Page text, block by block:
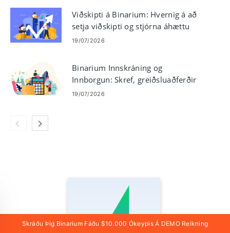
Viðskipti á Binarium: Hvernig á að
setja viðskipti og stjórna áhættu
19/07/2026
Binarium Innskráning og
Innborgun: Skref, greiðsluaðferðir
og takmörk
19/07/2026
Skráðu Þig Binarium Fáðu $10.000 Ókeypis Á DEMO Reikning